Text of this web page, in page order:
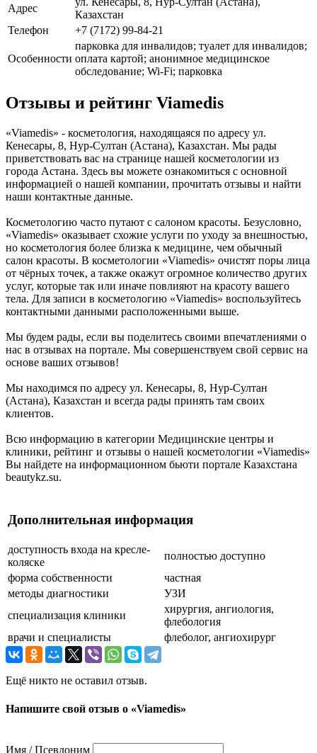
Адрес
Казахстан
Телефон
+7 (7172) 99-84-21
Особенности
парковка для инвалидов; туалет для инвалидов;
оплата картой; анонимное медицинское
обследование; Wi-Fi; парковка
Отзывы и рейтинг Viamedis
«Viamedis» - косметология, находящаяся по адресу ул.
Кенесары, 8, Нур-Султан (Астана), Казахстан. Мы рады
приветствовать вас на странице нашей косметологии из
города Астана. Здесь вы можете ознакомиться с основной
информацией о нашей компании, прочитать отзывы и найти
наши контактные данные.
Косметологию часто путают с салоном красоты. Безусловно,
«Viamedis» оказывает схожие услуги по уходу за внешностью,
но косметология более близка к медицине, чем обычный
салон красоты. В косметологии «Viamedis» очистят поры лица
от чёрных точек, а также окажут огромное количество других
услуг, которые так или иначе повлияют на красоту вашего
тела. Для записи в косметологию «Viamedis» воспользуйтесь
контактными данными расположенными выше.
Мы будем рады, если вы поделитесь своими впечатлениями о
нас в отзывах на портале. Мы совершенствуем свой сервис на
основе ваших отзывов!
Мы находимся по адресу ул. Кенесары, 8, Нур-Султан
(Астана), Казахстан и всегда рады принять там своих
клиентов.
Всю информацию в категории Медицинские центры и
клиники, рейтинг и отзывы о нашей косметологии «Viamedis»
Вы найдете на информационном бьюти портале Казахстана
beautykz.su.
Дополнительная информация
доступность входа на кресле-
коляске
полностью доступно
форма собственности
частная
методы диагностики
УЗИ
специализация клиники
хирургия, ангиология,
флебология
врачи и специалисты
флеболог, ангиохирург
Ещё никто не оставил отзыв.
Напишите свой отзыв о «Viamedis»
Имя / Псевдоним